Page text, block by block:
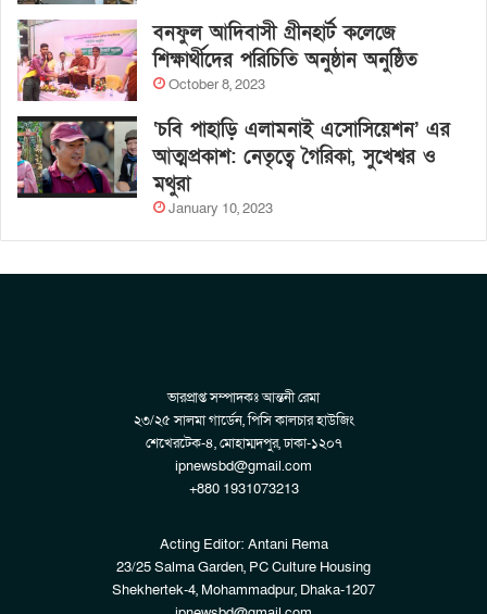
বনফুল আদিবাসী গ্রীনহার্ট কলেজে
শিক্ষার্থীদের পরিচিতি অনুষ্ঠান অনুষ্ঠিত
October 8, 2023
‘চবি পাহাড়ি এলামনাই এসোসিয়েশন’ এর
আত্মপ্রকাশ: নেতৃত্বে গৈরিকা, সুখেশ্বর ও
মথুরা
January 10, 2023
ভারপ্রাপ্ত সম্পাদকঃ আন্তনী রেমা
২৩/২৫ সালমা গার্ডেন, পিসি কালচার হাউজিং
শেখেরটেক-৪, মোহাম্মদপুর, ঢাকা-১২০৭
ipnewsbd@gmail.com
+880 1931073213
Acting Editor: Antani Rema
23/25 Salma Garden, PC Culture Housing
Shekhertek-4, Mohammadpur, Dhaka-1207